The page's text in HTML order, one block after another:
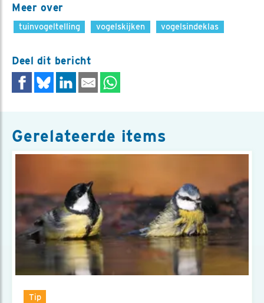
Meer over
tuinvogeltelling vogelskijken vogelsindeklas
Deel dit bericht
Gerelateerde items
Tip